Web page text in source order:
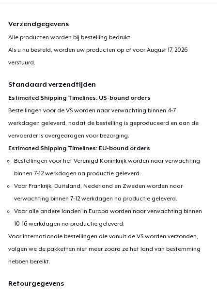
Verzendgegevens
Alle producten worden bij bestelling bedrukt.
Als u nu besteld, worden uw producten op of voorAugust 17, 2026
verstuurd.
Standaard verzendtijden
Estimated Shipping Timelines: US-bound orders
Bestellingen voor de VS worden naar verwachting binnen 4-7
werkdagen geleverd, nadat de bestelling is geproduceerd en aan de
vervoerder is overgedragen voor bezorging.
Estimated Shipping Timelines: EU-bound orders
Bestellingen voor het Verenigd Koninkrijk worden naar verwachting
binnen 7-12 werkdagen na productie geleverd.
Voor Frankrijk, Duitsland, Nederland en Zweden worden naar
verwachting binnen 7-12 werkdagen na productie geleverd.
Voor alle andere landen in Europa worden naar verwachting binnen
10-16 werkdagen na productie geleverd.
Voor internationale bestellingen die vanuit de VS worden verzonden,
volgen we de pakketten niet meer zodra ze het land van bestemming
hebben bereikt.
Retourgegevens